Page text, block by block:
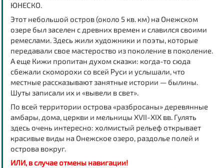
ЮНЕСКО.
Этот небольшой остров (около 5 кв. км) на Онежском
озере был заселен с древних времен и славился своими
ремеслами. Здесь жили художники и поэты, которые
передавали свое мастероство из поколение в поколение.
А еще Кижи пропитан духом сказки: когда-то сюда
сбежали скоморохи со всей Руси и услышали, что
местные рассказывают занятные истории — былины.
Шуты записали их и «вывели в свет».
По всей территории острова «разбросаны» деревянные
амбары, дома, церкви и мельницы XVII-XIX вв. Гулять
здесь очень интересно: холмистый рельеф открывает
красивые виды на Онежское озеро, раздолье полей и
острова вокруг.
ИЛИ, в случае отмены навигации!